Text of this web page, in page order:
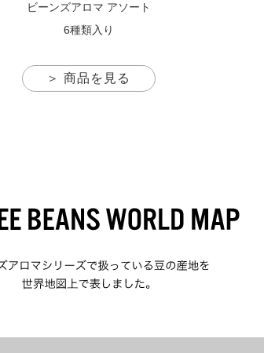
ビーンズアロマ アソート
6種類入り
＞ 商品を見る